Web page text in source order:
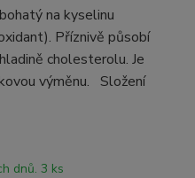
na kyselinu
Příznivě působí
cholesterolu. Je
výměnu. Složení
dnů. 3 ks